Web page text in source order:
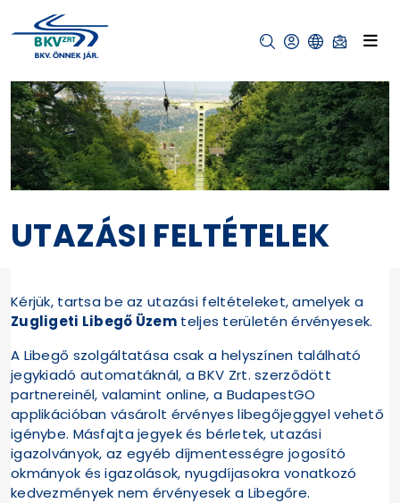
UTAZÁSI FELTÉTELEK
Kérjük, tartsa be az utazási feltételeket, amelyek a
Zugligeti Libegő Üzem teljes területén érvényesek.
A Libegő szolgáltatása csak a helyszínen található
jegykiadó automatáknál, a BKV Zrt. szerződött
partnereinél, valamint online, a BudapestGO
applikációban vásárolt érvényes libegőjeggyel vehető
igénybe. Másfajta jegyek és bérletek, utazási
igazolványok, az egyéb díjmentességre jogosító
okmányok és igazolások, nyugdíjasokra vonatkozó
kedvezmények nem érvényesek a Libegőre.